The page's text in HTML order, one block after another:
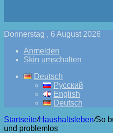
Donnerstag , 6 August 2026
Anmelden
Skin umschalten
Deutsch
Русский
English
Deutsch
Startseite/Haushaltsleben/So
und problemlos